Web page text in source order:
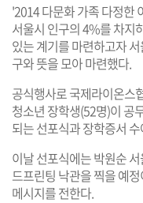
'2014 다문화 가족 다정한
서울시 인구의 4%를 차지
있는 계기를 마련하고자
구와 뜻을 모아 마련했다.
공식행사로 국제라이온스
청소년 장학생(52명)이 공
되는 선포식과 장학증서
이날 선포식에는 박원순
드프린팅 낙관을 찍을 예
메시지를 전한다.